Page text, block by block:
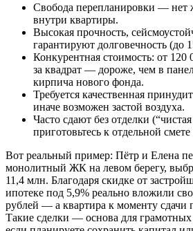
Свобода перепланировки — нет
внутри квартиры.
Высокая прочность,
гарантируют долговечность (до
Конкурентная стоимость: от 120
за квадрат — дороже, чем в
кирпича нового фонда.
Требуется качественная
иначе возможен застой воздуха.
Часто сдают без отделки
приготовьтесь к отдельной
Вот реальный пример: Пётр и Елена
монолитный ЖК на левом берегу,
11,4 млн. Благодаря скидке от
ипотеке под 5,9% реально вложили
рублей — а квартира к моменту сдачи
Такие сделки — основа для